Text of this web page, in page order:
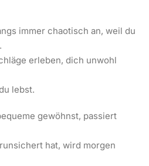
immer chaotisch an, weil du
erleben, dich unwohl
lebst.
gewöhnst, passiert
hat, wird morgen